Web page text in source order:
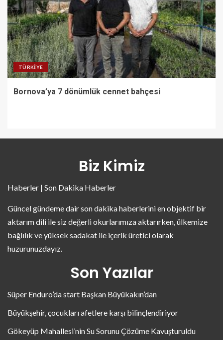
TÜRKIYE
Bornova’ya 7 dönümlük cennet bahçesi
Biz Kimiz
Haberler | Son Dakika Haberler
Güncel gündeme dair son dakika haberlerini en objektif bir
aktarım dili ile siz değerli okurlarımıza aktarırken, ülkemize
bağlılık ve yüksek sadakat ile içerik üretici olarak
huzurunuzdayız.
Son Yazılar
Süper Enduro’da start Başkan Büyükakın’dan
Büyükşehir, çocukları afetlere karşı bilinçlendiriyor
Gökeyüp Mahallesi’nin Su Sorunu Çözüme Kavuşturuldu